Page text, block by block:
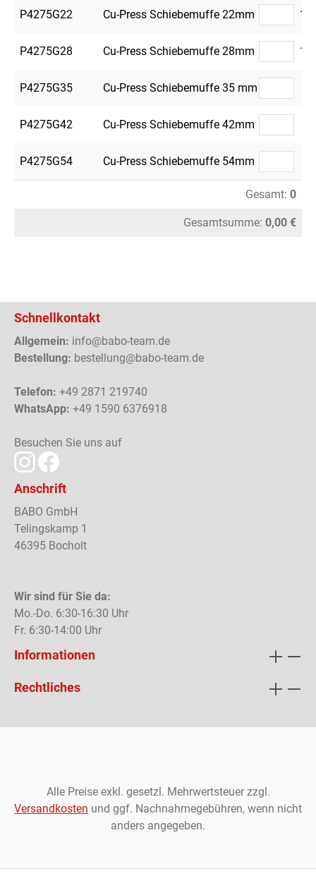
P4275G22 Cu-Press Schiebemuffe 22mm 10
P4275G28 Cu-Press Schiebemuffe 28mm 10
P4275G35 Cu-Press Schiebemuffe 35 mm
P4275G42 Cu-Press Schiebemuffe 42mm
P4275G54 Cu-Press Schiebemuffe 54mm
Gesamt: 0
Gesamtsumme: 0,00 €
Schnellkontakt
Allgemein: info@babo-team.de
Bestellung: bestellung@babo-team.de
Telefon: +49 2871 219740
WhatsApp: +49 1590 6376918
Besuchen Sie uns auf
Anschrift
BABO GmbH
Telingskamp 1
46395 Bocholt
Wir sind für Sie da:
Mo.-Do. 6:30-16:30 Uhr
Fr. 6:30-14:00 Uhr
Informationen
Rechtliches
Alle Preise exkl. gesetzl. Mehrwertsteuer zzgl.
Versandkosten und ggf. Nachnahmegebühren, wenn nicht
anders angegeben.